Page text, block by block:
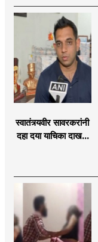
स्वातंत्र्यवीर सावरकरांनी
दहा दया याचिका दाखल
निष्ठा व्यक्त केली नाही’!
पणतू सात्यकी सावरकर
यांनी न्यायालयात सादर
केला दावा